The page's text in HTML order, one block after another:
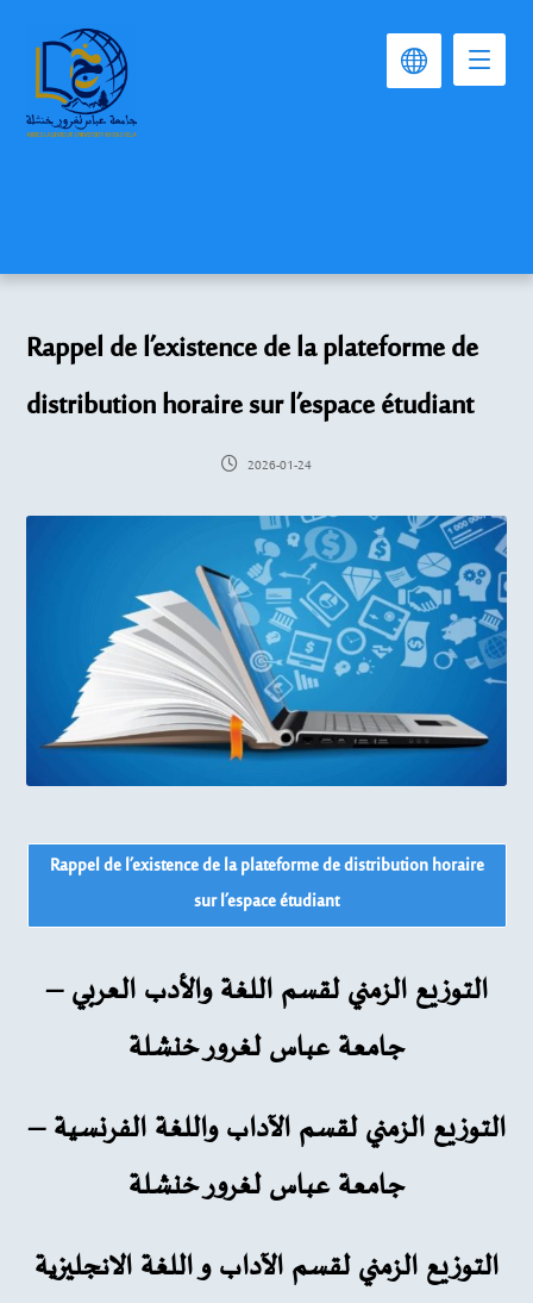
Rappel de l’existence de la plateforme de
distribution horaire sur l’espace étudiant
2026-01-24
Rappel de l’existence de la plateforme de distribution horaire
sur l’espace étudiant
التوزيع الزمني لقسم اللغة والأدب العربي –
جامعة عباس لغرور خنشلة
التوزيع الزمني لقسم الآداب واللغة الفرنسية –
جامعة عباس لغرور خنشلة
التوزيع الزمني لقسم الآداب و اللغة الانجليزية